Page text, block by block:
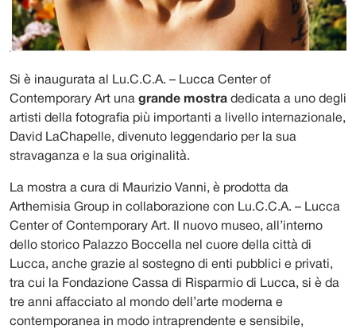
Si è inaugurata al Lu.C.C.A. – Lucca Center of
Contemporary Art una grande mostra dedicata a uno degli
artisti della fotografia più importanti a livello internazionale,
David LaChapelle, divenuto leggendario per la sua
stravaganza e la sua originalità.
La mostra a cura di Maurizio Vanni, è prodotta da
Arthemisia Group in collaborazione con Lu.C.C.A. – Lucca
Center of Contemporary Art. Il nuovo museo, all’interno
dello storico Palazzo Boccella nel cuore della città di
Lucca, anche grazie al sostegno di enti pubblici e privati,
tra cui la Fondazione Cassa di Risparmio di Lucca, si è da
tre anni affacciato al mondo dell’arte moderna e
contemporanea in modo intraprendente e sensibile,